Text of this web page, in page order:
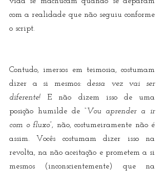
com a realidade que não seguiu conforme
o script.
Contudo, imersos em teimosia, costumam
dizer a si mesmos: dessa vez vai ser
diferente! E não dizem isso de uma
posição humilde de “Vou aprender a ir
com o fluxo”, não, costumeiramente não é
assim. Vocês costumam dizer isso na
revolta, na não aceitação e prometem a si
mesmos (inconscientemente) que na